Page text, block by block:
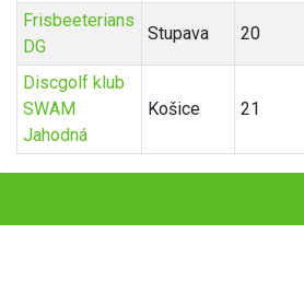
Frisbeeterians
DG
Stupava 20
Discgolf klub
SWAM
Jahodná
Košice 21